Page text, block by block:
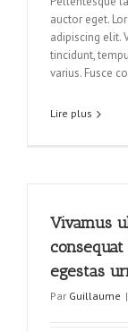
auctor eget.
adipiscing elit.
tincidunt,
varius. Fusce
Lire plus
Vivamus
egestas
Par Guillaume |